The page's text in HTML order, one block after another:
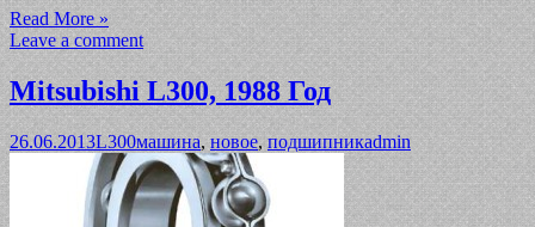
Read More »
Leave a comment
Mitsubishi L300, 1988 Год
26.06.2013L300машина,новое, подшипникadmin